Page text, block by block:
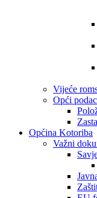
Vijeće
Opći
Općina Kotoriba
Važni